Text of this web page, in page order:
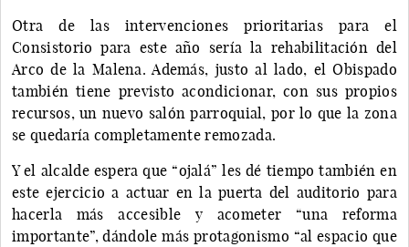
Otra de las intervenciones prioritarias para el
Consistorio para este año sería la rehabilitación del
Arco de la Malena. Además, justo al lado, el Obispado
también tiene previsto acondicionar, con sus propios
recursos, un nuevo salón parroquial, por lo que la zona
se quedaría completamente remozada.
Y el alcalde espera que “ojalá” les dé tiempo también en
este ejercicio a actuar en la puerta del auditorio para
hacerla más accesible y acometer “una reforma
importante”, dándole más protagonismo “al espacio que